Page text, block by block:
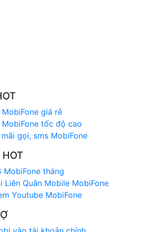
giá rẻ
tốc độ cao
gọi, sms MobiFone
HOT
tháng
Quân Mobile MobiFone
Youtube MobiFone